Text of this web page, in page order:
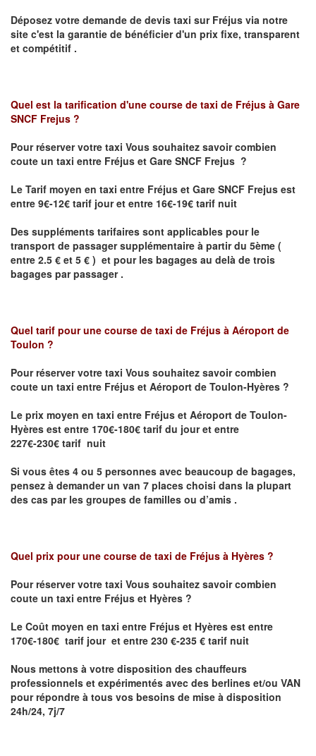
Déposez votre demande de devis taxi sur Fréjus via notre
site c'est la garantie de bénéficier d'un prix fixe, transparent
et compétitif .
Quel est la tarification d'une course de taxi de Fréjus à Gare
SNCF Frejus ?
Pour réserver votre taxi Vous souhaitez savoircombien
coute un taxi entre Fréjus et Gare SNCF Frejus ?
Le Tarif moyen en taxi entre Fréjus et Gare SNCF Frejus est
entre 9€-12€ tarif jour et entre 16€-19€ tarif nuit
Des suppléments tarifaires sont applicables pour le
transport de passager supplémentaire à partir du 5ème (
entre 2.5 € et 5 € ) et pour les bagages au delà de trois
bagages par passager .
Quel tarif pour une course de taxi de Fréjus à Aéroport de
Toulon ?
Pour réserver votre taxi Vous souhaitez savoircombien
coute un taxi entre Fréjus et Aéroport de Toulon-Hyères ?
Le prix moyen en taxi entre Fréjus et Aéroport de Toulon-
Hyères est entre 170€-180€ tarif du jour et entre
227€-230€ tarif nuit
Si vous êtes 4 ou 5 personnes avec beaucoup de bagages,
pensez à demander un van 7 places choisi dans la plupart
des cas par les groupes de familles ou d’amis .
Quel prix pour une course de taxi de Fréjus à Hyères ?
Pour réserver votre taxi Vous souhaitez savoircombien
coute un taxi entre Fréjus et Hyères ?
Le Coût moyen en taxi entre Fréjus et Hyères est entre
170€-180€ tarif jour et entre 230 €-235 € tarif nuit
Nous mettons à votre disposition des chauffeurs
professionnels et expérimentés avec des berlines et/ou VAN
pour répondre à tous vos besoins de mise à disposition
24h/24, 7j/7